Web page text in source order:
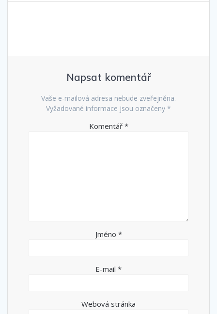
Napsat komentář
Vaše e-mailová adresa nebude zveřejněna.
Vyžadované informace jsou označeny *
Komentář *
Jméno *
E-mail *
Webová stránka